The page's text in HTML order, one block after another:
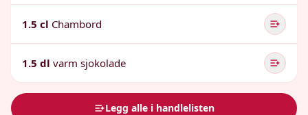
1.5 cl Chambord
1.5 dl varm sjokolade
Legg alle i handlelisten